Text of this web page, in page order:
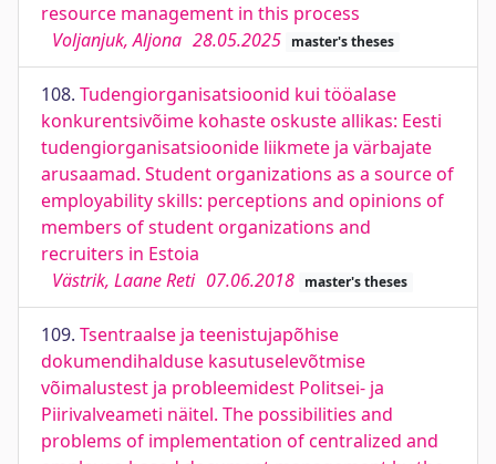
resource management in this process
Voljanjuk, Aljona 28.05.2025 master's theses
108. Tudengiorganisatsioonid kui tööalase
konkurentsivõime kohaste oskuste allikas: Eesti
tudengiorganisatsioonide liikmete ja värbajate
arusaamad. Student organizations as a source of
employability skills: perceptions and opinions of
members of student organizations and
recruiters in Estoia
Västrik, Laane Reti 07.06.2018 master's theses
109. Tsentraalse ja teenistujapõhise
dokumendihalduse kasutuselevõtmise
võimalustest ja probleemidest Politsei- ja
Piirivalveameti näitel. The possibilities and
problems of implementation of centralized and